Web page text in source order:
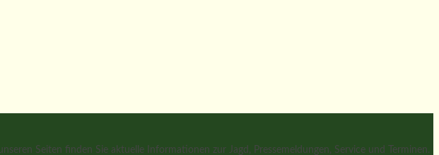
Seiten finden Sie aktuelle Informationen zur Jagd, Pressemeldungen, Service und Terminen.